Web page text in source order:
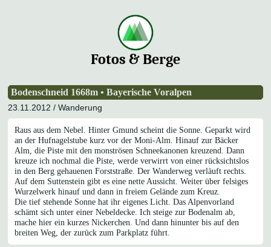
Fotos & Berge
Bodenschneid 1668m • Bayerische Voralpen
23.11.2012 / Wanderung
Raus aus dem Nebel. Hinter Gmund scheint die Sonne. Geparkt wird
an der Hufnagelstube kurz vor der Moni-Alm. Hinauf zur Bäcker
Alm, die Piste mit den monströsen Schneekanonen kreuzend. Dann
kreuze ich nochmal die Piste, werde verwirrt von einer rücksichtslos
in den Berg gehauenen Forststraße. Der Wanderweg verläuft rechts.
Auf dem Suttenstein gibt es eine nette Aussicht. Weiter über felsiges
Wurzelwerk hinauf und dann in freiem Gelände zum Kreuz.
Die tief stehende Sonne hat ihr eigenes Licht. Das Alpenvorland
schämt sich unter einer Nebeldecke. Ich steige zur Bodenalm ab,
mache hier ein kurzes Nickerchen. Und dann hinunter bis auf den
breiten Weg, der zurück zum Parkplatz führt.